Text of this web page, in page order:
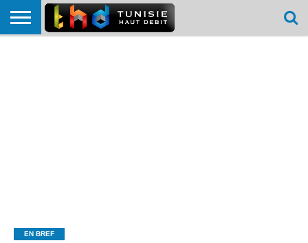
EN BREF